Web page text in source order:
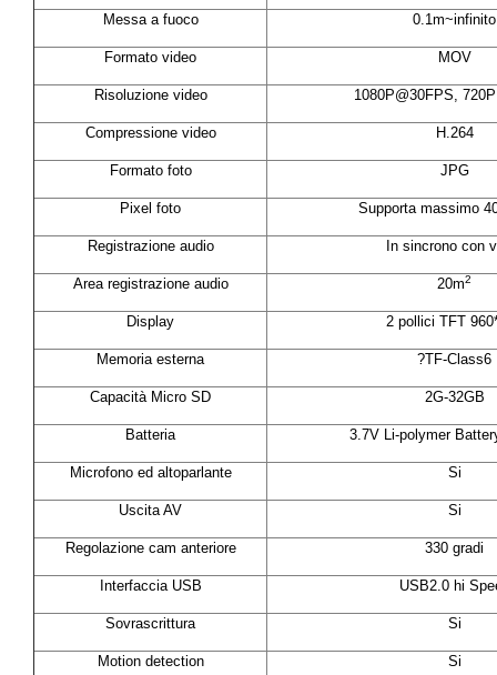
Messa a fuoco 0.1m~infinito
Formato video MOV
Risoluzione video 1080P@30FPS,
Compressione video H.264
Formato foto JPG
Pixel foto Supporta massimo
Registrazione audio In sincrono con
Area registrazione audio 20m2
Display 2 pollici TFT
Memoria esterna ?TF-Class6
Capacità Micro SD 2G-32GB
Batteria 3.7V Li-polymer
Microfono ed altoparlante Si
Uscita AV Si
Regolazione cam anteriore 330 gradi
Interfaccia USB USB2.0 hi
Sovrascrittura Si
Motion detection Si